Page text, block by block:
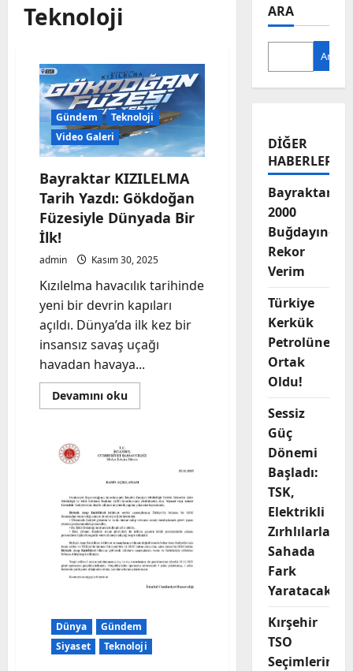
Teknoloji
Gündem
Teknoloji
Video Galeri
Bayraktar KIZILELMA
Tarih Yazdı: Gökdoğan
Füzesiyle Dünyada Bir
İlk!
admin Kasım 30, 2025
Kızılelma havacılık tarihinde
yeni bir devrin kapıları
açıldı. Dünya’da ilk kez bir
insansız savaş uçağı
havadan havaya...
Devamını okuRead
more
Tarih
Yazdı:
Gökdoğan
Füzesiyle
Dünyada
Bir
İlk!
Dünya
Gündem
Siyaset
Teknoloji
ARA
Ara
DIĞER
HABERLER
Bayraktar-
2000
Buğdayında
Rekor
Verim
Türkiye
Kerkük
Petrolüne
Ortak
Oldu!
Sessiz
Güç
Dönemi
Başladı:
TSK,
Elektrikli
Zırhlılarla
Sahada
Fark
Yaratacak
Kırşehir
TSO
Seçimlerine